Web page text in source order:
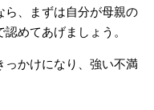
ら、まずは自分が母親の
めてあげましょう。
っかけになり、強い不満